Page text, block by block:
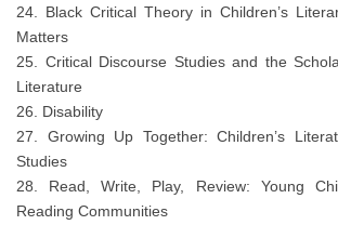
24. Black Critical Theory in Children’s
Matters
25. Critical Discourse Studies and the
Literature
26. Disability
27. Growing Up Together: Children’s
Studies
28. Read, Write, Play, Review: Young
Reading Communities